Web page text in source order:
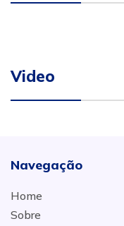
Video
Navegação
Home
Sobre